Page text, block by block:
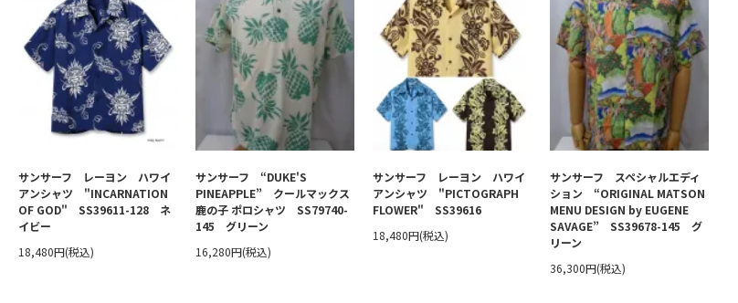
サンサーフ レーヨン ハワイ
アンシャツ "INCARNATION
OF GOD" SS39611-128 ネ
イビー
18,480円(税込)
サンサーフ “DUKE'S
PINEAPPLE” クールマックス
鹿の子 ポロシャツ SS79740-
145 グリーン
16,280円(税込)
サンサーフ レーヨン ハワイ
アンシャツ "PICTOGRAPH
FLOWER" SS39616
18,480円(税込)
サンサーフ スペシャルエディ
ション “ORIGINAL MATSON
MENU DESIGN by EUGENE
SAVAGE” SS39678-145 グ
リーン
36,300円(税込)